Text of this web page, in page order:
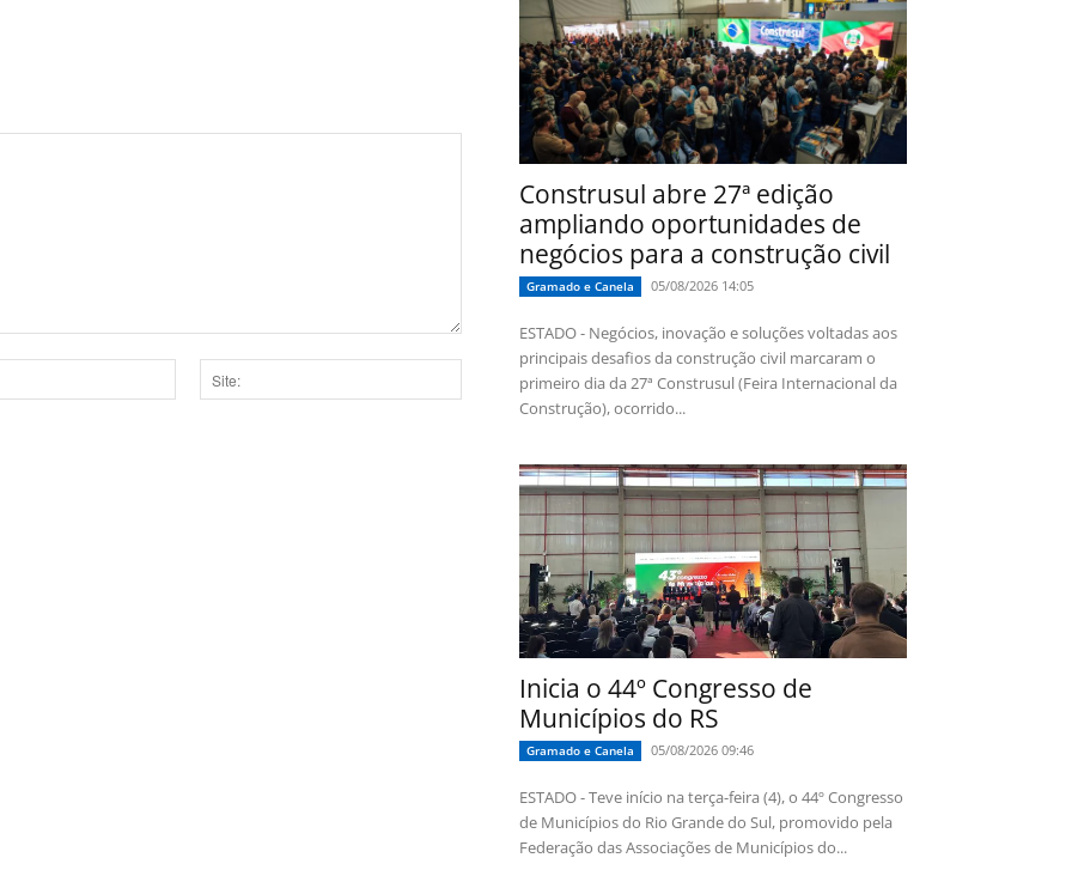
Construsul abre 27ª edição
ampliando oportunidades de
negócios para a construção civil
Gramado e Canela 05/08/2026 14:05
ESTADO - Negócios, inovação e soluções voltadas aos
principais desafios da construção civil marcaram o
primeiro dia da 27ª Construsul (Feira Internacional da
Construção), ocorrido...
Inicia o 44º Congresso de
Municípios do RS
Gramado e Canela 05/08/2026 09:46
ESTADO - Teve início na terça-feira (4), o 44º Congresso
de Municípios do Rio Grande do Sul, promovido pela
Federação das Associações de Municípios do...